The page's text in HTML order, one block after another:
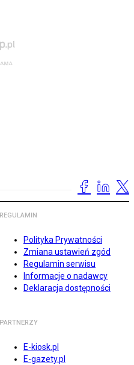
REGULAMIN
Polityka Prywatności
Zmiana ustawień zgód
Regulamin serwisu
Informacje o nadawcy
Deklaracja dostępności
PARTNERZY
E-kiosk.pl
E-gazety.pl